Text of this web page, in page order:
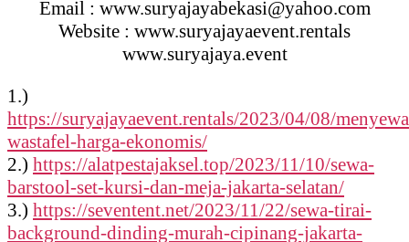
Email : www.suryajayabekasi@yahoo.com
Website : www.suryajayaevent.rentals
www.suryajaya.event
1.)
https://suryajayaevent.rentals/2023/04/08/
wastafel-harga-ekonomis/
2.) https://alatpestajaksel.top/2023/11/10/sewa-
barstool-set-kursi-dan-meja-jakarta-selatan/
3.) https://seventent.net/2023/11/22/sewa-tirai-
background-dinding-murah-cipinang-jakarta-